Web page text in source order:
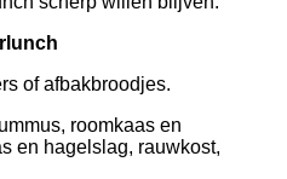
of afbakbroodjes.
roomkaas en
en hagelslag, rauwkost,